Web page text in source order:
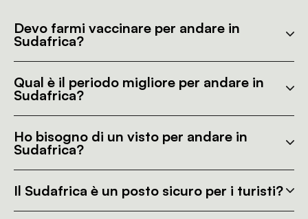
Devo farmi vaccinare per andare in
Sudafrica?
Qual è il periodo migliore per andare in
Sudafrica?
Ho bisogno di un visto per andare in
Sudafrica?
Il Sudafrica è un posto sicuro per i turisti?